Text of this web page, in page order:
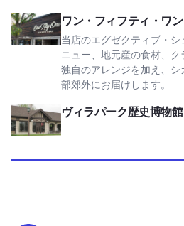
ワン・フィフティ・ワ
当店のエグゼクティブ・
ニュー、地元産の食材、
独自のアレンジを加え、
部郊外にお届けします。
ワン・フィフティ・ワン・キッ
ヴィラパーク歴史博物館
ヴィラパーク歴史博物館を見る